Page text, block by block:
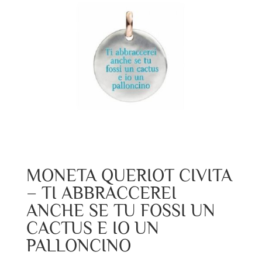
MONETA QUERIOT CIVITA
– TI ABBRACCEREI
ANCHE SE TU FOSSI UN
CACTUS E IO UN
PALLONCINO